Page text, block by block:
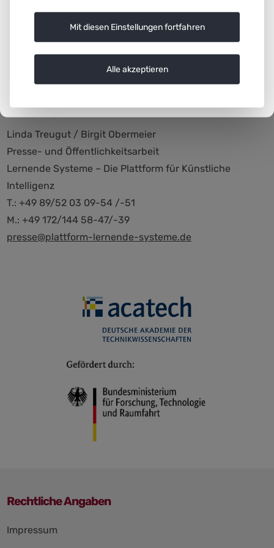
Seine Mitglieder aus Wissenschaft und Wirtschaft
repräsentieren wichtige Themen, Branchen und
Unternehmen unterschiedlicher Größe. Sie wurden vom
Bundesministerium für Bildung und Forschung (BMBF)
berufen
Weitere Informationen:
Linda Treugut / Birgit Obermeier
Presse- und Öffentlichkeitsarbeit
Lernende Systeme – Die Plattform für Künstliche
Intelligenz
T.: +49 89/52 03 09-54 /-51
M.: +49 172/144 58-47/-39
presse@plattform-lernende-systeme.de
Rechtliche Angaben
überspringen
Impressum
Mit diesen Einstellungen fortfahren
Alle akzeptieren